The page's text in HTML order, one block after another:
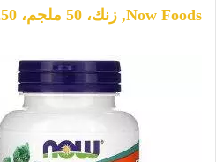
Now Foods, زنك، 50 ملجم، 250 قرص